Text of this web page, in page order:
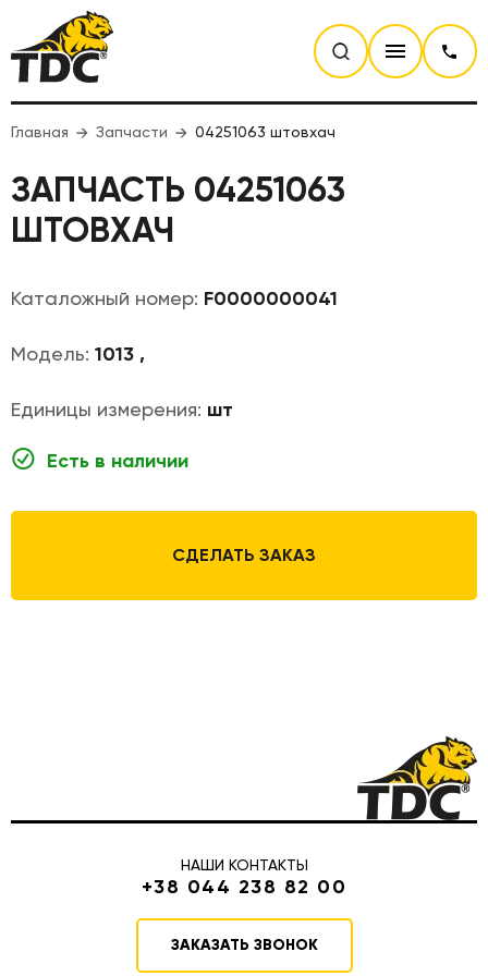
Главная Запчасти 04251063 штовхач
ЗАПЧАСТЬ 04251063
ШТОВХАЧ
Каталожный номер: F0000000041
Модель: 1013 ,
Единицы измерения: шт
Есть в наличии
СДЕЛАТЬ ЗАКАЗ
НАШИ КОНТАКТЫ
+38 044 238 82 00
ЗАКАЗАТЬ ЗВОНОК